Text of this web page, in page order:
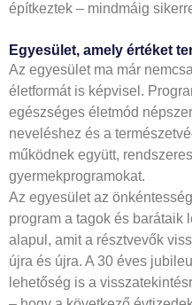
építkeztek – mindmáig
Egyesület, amely értéket
Az egyesület ma már
életformát is képvisel.
egészséges életmód
neveléshez és a
működnek együtt,
gyermekprogramokat.
Az egyesület az
program a tagok és barátaik
alapul, amit a résztvevők
újra és újra. A 30 éves
lehetőség is a